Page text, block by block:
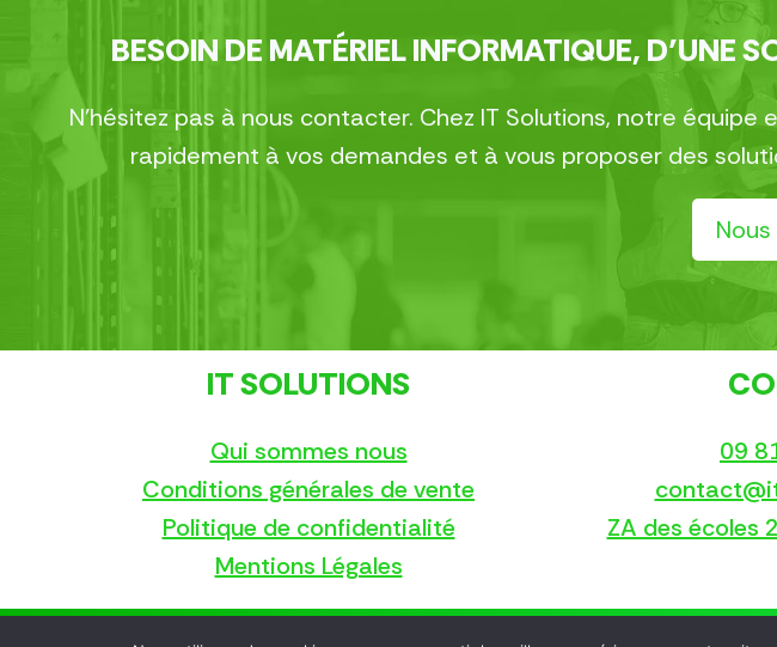
BESOIN DE MATÉRIEL INFORMATIQUE, D’UNE
N’hésitez pas à nous contacter. Chez IT Solutions, notre
rapidement à vos demandes et à vous proposer des
IT SOLUTIONS
Qui sommes nous
Conditions générales de vente
Politique de confidentialité
Mentions Légales
09
ZA des écoles